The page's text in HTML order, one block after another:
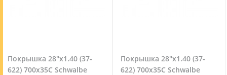
Покрышка 28"x1.40 (37-
622) 700x35C Schwalbe
Покрышка 28"x1.40 (37-
622) 700x35C Schwalbe